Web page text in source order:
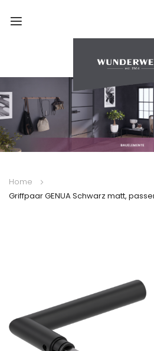
Home
Griffpaar GENUA Schwarz matt,
Bildergalerie
springen